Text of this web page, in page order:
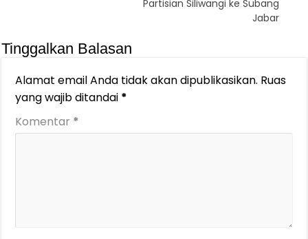
Partisian Siliwangi ke Subang
Jabar
Tinggalkan Balasan
Alamat email Anda tidak akan dipublikasikan. Ruas
yang wajib ditandai *
Komentar *